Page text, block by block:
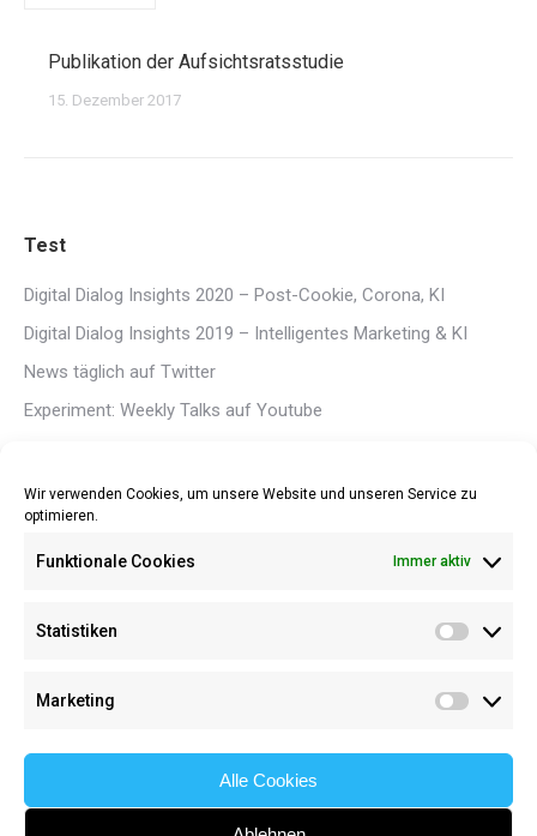
Wir verwenden Cookies, um unsere Website und unseren Service zu
optimieren.
Funktionale Cookies Immer aktiv
Statistiken
Marketing
Alle Cookies
Publikation der Aufsichtsratsstudie
15. Dezember 2017
Test
Digital Dialog Insights 2020 – Post-Cookie, Corona, KI
Digital Dialog Insights 2019 – Intelligentes Marketing & KI
News täglich auf Twitter
Experiment: Weekly Talks auf Youtube
Impressum
Datenschutz
English